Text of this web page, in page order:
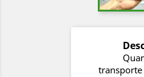
transporte